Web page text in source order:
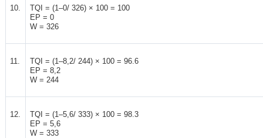
10.
TQI = (1–0/ 326) × 100 = 100
EP = 0
W = 326
11.
TQI = (1–8,2/ 244) × 100 = 96.6
EP = 8,2
W = 244
12.
TQI = (1–5,6/ 333) × 100 = 98.3
EP = 5,6
W = 333